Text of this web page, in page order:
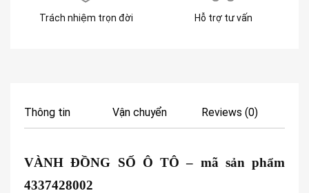
Trách nhiệm trọn đời Hỗ trợ tư vấn
Thông tin Vận chuyển Reviews (0)
VÀNH ĐỒNG SỐ Ô TÔ– mã sản phẩm
4337428002